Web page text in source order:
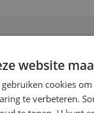
website
cookies
te verbeteren.